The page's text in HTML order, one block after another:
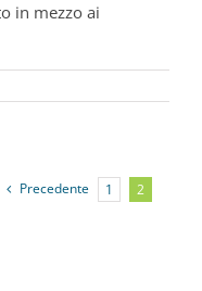
in mezzo ai
Precedente 1 2